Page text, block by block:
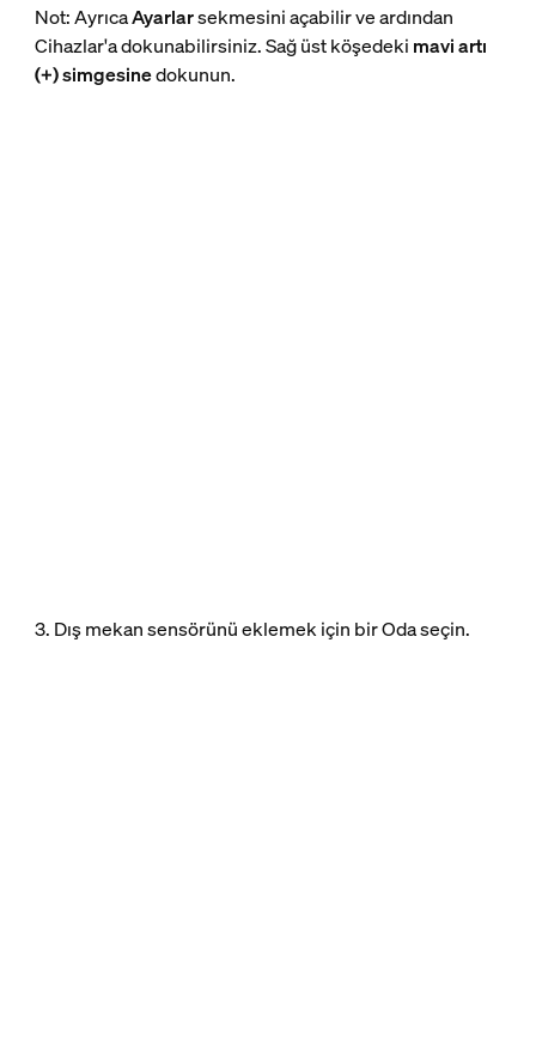
Not: AyrıcaAyarlarsekmesini açabilir ve ardından
Cihazlar'a dokunabilirsiniz. Sağ üst köşedeki mavi artı
(+) simgesinedokunun.
3. Dış mekan sensörünü eklemek için bir Oda seçin.